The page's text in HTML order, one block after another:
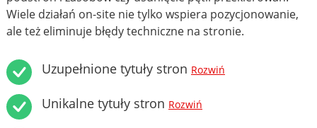
Wiele działań on-site nie tylko wspiera pozycjonowanie,
ale też eliminuje błędy techniczne na stronie.
Uzupełnione tytuły stron Rozwiń
Unikalne tytuły stron Rozwiń